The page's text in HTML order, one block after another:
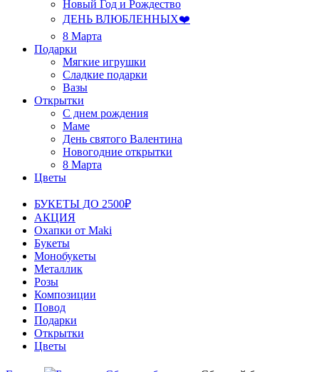
Новый Год и Рождество
ДЕНЬ ВЛЮБЛЕННЫХ❤️
8 Марта
Подарки
Мягкие игрушки
Сладкие подарки
Вазы
Открытки
С днем рождения
Маме
День святого Валентина
Новогодние открытки
8 Марта
Цветы
БУКЕТЫ ДО 2500₽
АКЦИЯ
Охапки от Maki
Букеты
Монобукеты
Металлик
Розы
Композиции
Повод
Подарки
Открытки
Цветы